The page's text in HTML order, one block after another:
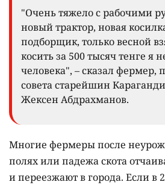
"Очень тяжело с рабочими
новый трактор, новая
подборщик, только весной
косить за 500 тысяч тенге я
человека", – сказал фермер,
совета старейшин
Жексен Абдрахманов.
Многие фермеры после
полях или падежа скота
и переезжают в города. Если в